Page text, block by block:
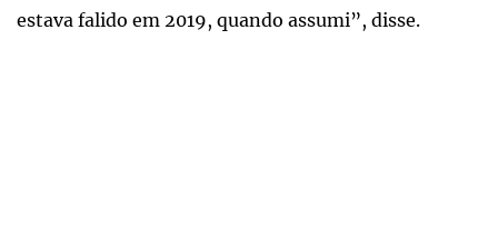
estava falido em 2019, quando assumi”, disse.